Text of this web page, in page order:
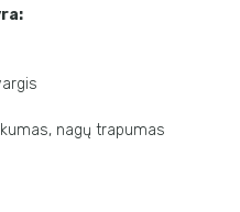
nagų trapumas